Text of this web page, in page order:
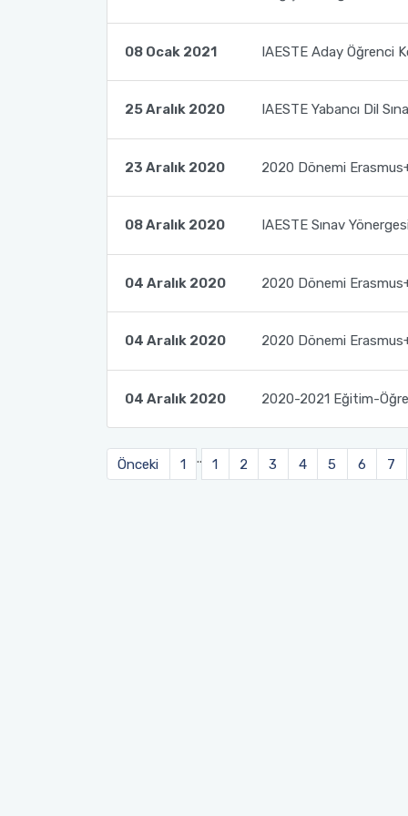
08 Ocak 2021 IAESTE Aday Öğrenci
25 Aralık 2020 IAESTE Yabancı Dil
23 Aralık 2020 2020 Dönemi
08 Aralık 2020 IAESTE Sınav
04 Aralık 2020 2020 Dönemi
04 Aralık 2020 2020 Dönemi
04 Aralık 2020 2020-2021 Eğitim-
Önceki 1 .. 1 2 3 4 5 6 7
Erasmus+ İkili Anlaşmalar
Erasmus+ Programı Aday Öğrenci Tanıtım Videosu
Erasmus+ Ofis Görüşme Saatleri
Mevlana Değişim Programı Sıkça Sorulan Sorular
Mevlana Değişim Programı Duyuruları